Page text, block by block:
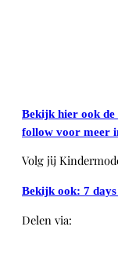
Bekijk hier ook
follow voor meer
Volg jij
Bekijk ook: 7
Delen via: